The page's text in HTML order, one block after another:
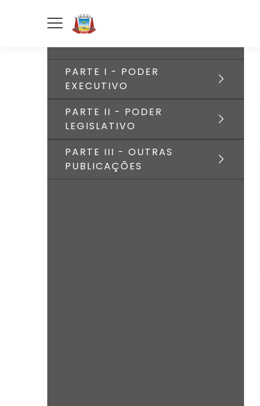
PARTE I - PODER
EXECUTIVO
PARTE II - PODER
LEGISLATIVO
PARTE III - OUTRAS
PUBLICAÇÕES